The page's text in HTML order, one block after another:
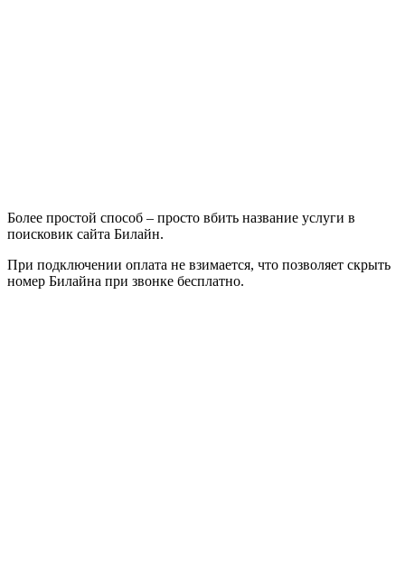
Более простой способ – просто вбить название услуги в
поисковик сайта Билайн.
При подключении оплата не взимается, что позволяет скрыть
номер Билайна при звонке бесплатно.